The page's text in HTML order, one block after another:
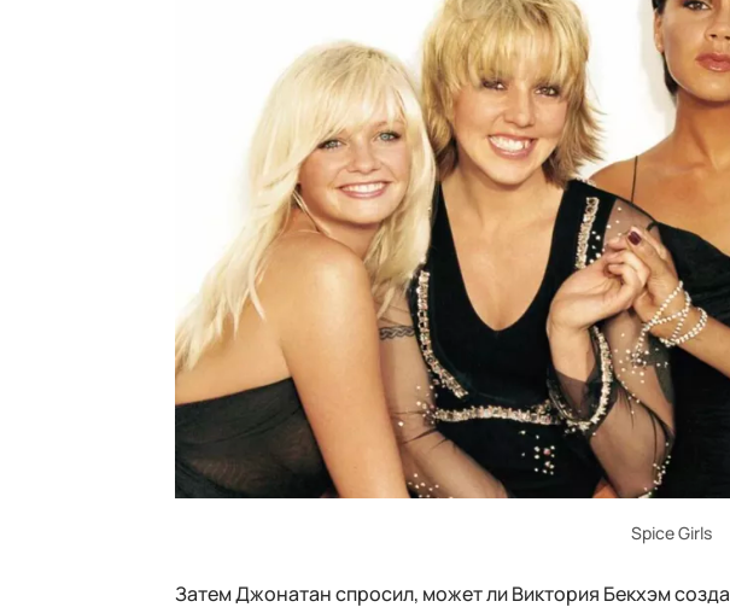
Spice Girls
Затем Джонатан спросил, может ли Виктория Бекхэм